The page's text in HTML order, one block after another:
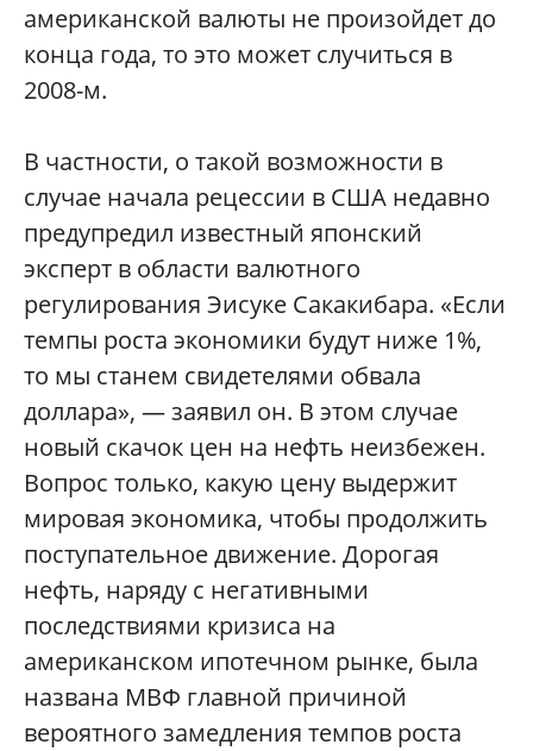
американской валюты не произойдет до
конца года, то это может случиться в
2008-м.
В частности, о такой возможности в
случае начала рецессии в США недавно
предупредил известный японский
эксперт в области валютного
регулирования Эисуке Сакакибара. «Если
темпы роста экономики будут ниже 1%,
то мы станем свидетелями обвала
доллара», — заявил он. В этом случае
новый скачок цен на нефть неизбежен.
Вопрос только, какую цену выдержит
мировая экономика, чтобы продолжить
поступательное движение. Дорогая
нефть, наряду с негативными
последствиями кризиса на
американском ипотечном рынке, была
названа МВФ главной причиной
вероятного замедления темпов роста